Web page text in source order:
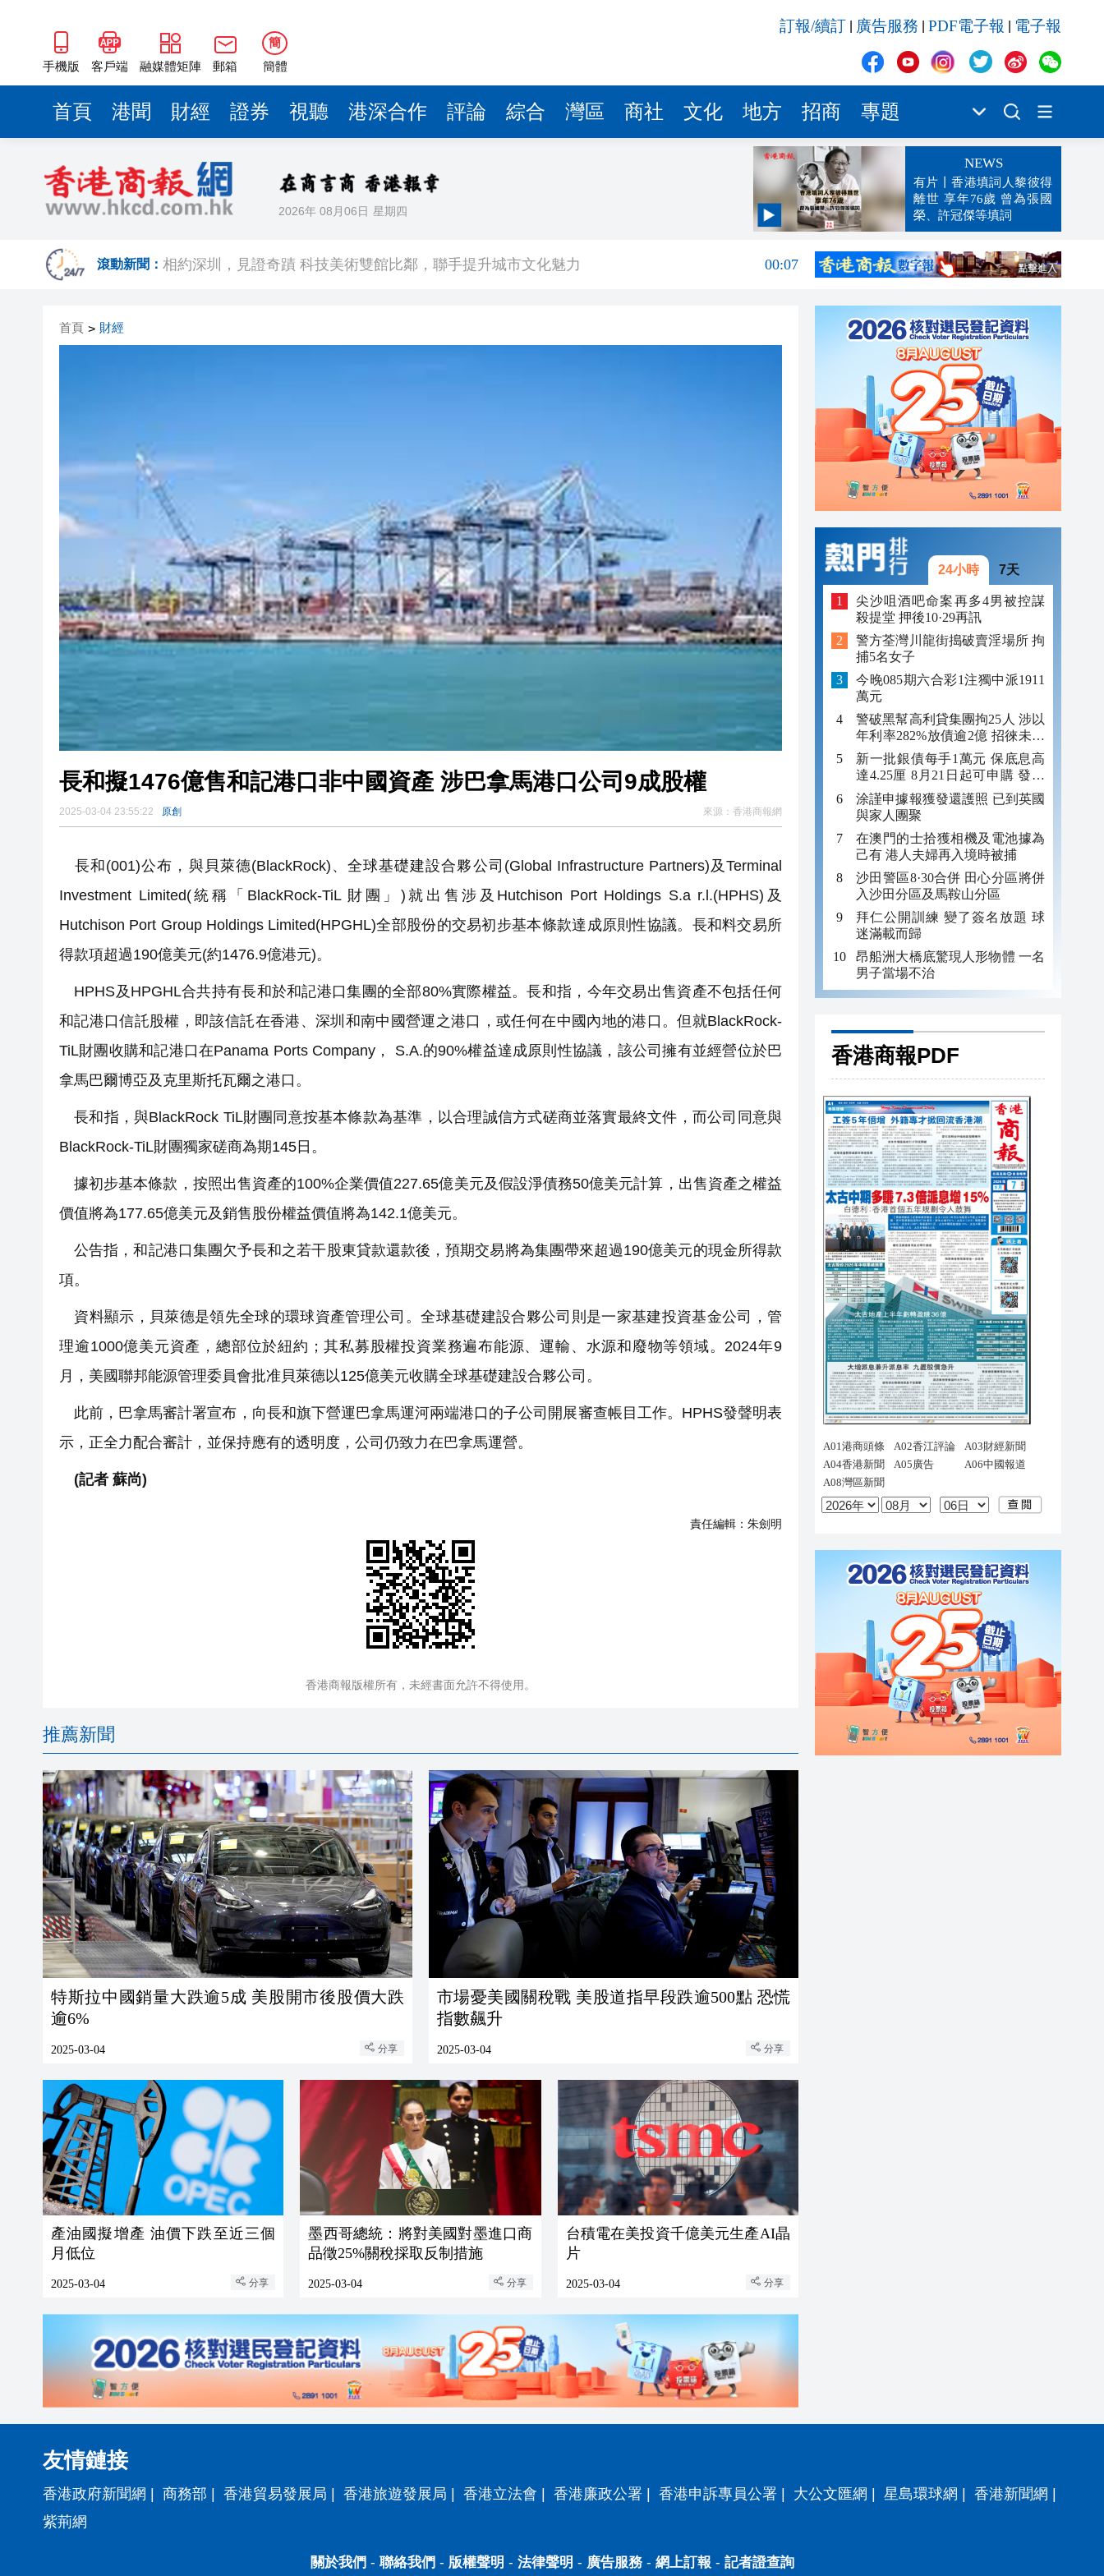
手機版 客戶端 融媒體矩陣 郵箱
簡
簡體
訂報/續訂 廣告服務 PDF電子報 電子報
首頁 港聞 財經 證券 視聽 港深合作 評論 綜合 灣區 商社 文化 地方 招商 專題
2026年 08月06日 星期四
NEWS
有片丨香港填詞人黎彼得
離世 享年76歲 曾為張國
榮、許冠傑等填詞
滾動新聞：
00:19
相約深圳，見證奇蹟 科技美術雙館比鄰，聯手提升城市文化魅力
00:07
有片丨清淡不等於吃素！ 清淡飲食正在毀掉很多老人的晚年健康
首頁 > 財經
長和擬1476億售和記港口非中國資產 涉巴拿馬港口公司9成股權
2025-03-04 23:55:22 原創 來源： 香港商報網
長和(001)公布，與貝萊德(BlackRock)、全球基礎建設合夥公司(Global Infrastructure Partners)及Terminal
Investment Limited(統稱「BlackRock-TiL 財團」)就出售涉及Hutchison Port Holdings S.a r.l.(HPHS)及
Hutchison Port Group Holdings Limited(HPGHL)全部股份的交易初步基本條款達成原則性協議。長和料交易所
得款項超過190億美元(約1476.9億港元)。
HPHS及HPGHL合共持有長和於和記港口集團的全部80%實際權益。長和指，今年交易出售資產不包括任何
和記港口信託股權，即該信託在香港、深圳和南中國營運之港口，或任何在中國內地的港口。但就BlackRock-
TiL財團收購和記港口在Panama Ports Company， S.A.的90%權益達成原則性協議，該公司擁有並經營位於巴
拿馬巴爾博亞及克里斯托瓦爾之港口。
長和指，與BlackRock TiL財團同意按基本條款為基準，以合理誠信方式磋商並落實最終文件，而公司同意與
BlackRock-TiL財團獨家磋商為期145日。
據初步基本條款，按照出售資產的100%企業價值227.65億美元及假設淨債務50億美元計算，出售資產之權益
價值將為177.65億美元及銷售股份權益價值將為142.1億美元。
公告指，和記港口集團欠予長和之若干股東貸款還款後，預期交易將為集團帶來超過190億美元的現金所得款
項。
資料顯示，貝萊德是領先全球的環球資產管理公司。全球基礎建設合夥公司則是一家基建投資基金公司，管
理逾1000億美元資產，總部位於紐約；其私募股權投資業務遍布能源、運輸、水源和廢物等領域。2024年9
月，美國聯邦能源管理委員會批准貝萊德以125億美元收購全球基礎建設合夥公司。
此前，巴拿馬審計署宣布，向長和旗下營運巴拿馬運河兩端港口的子公司開展審查帳目工作。HPHS發聲明表
示，正全力配合審計，並保持應有的透明度，公司仍致力在巴拿馬運營。
(記者 蘇尚)
責任編輯： 朱劍明
香港商報版權所有，未經書面允許不得使用。
推薦新聞
特斯拉中國銷量大跌逾5成 美股開市後股價大跌
逾6%
2025-03-04 分享
市場憂美國關稅戰 美股道指早段跌逾500點 恐慌
指數飆升
2025-03-04 分享
產油國擬增產 油價下跌至近三個
月低位
2025-03-04 分享
墨西哥總統：將對美國對墨進口商
品徵25%關稅採取反制措施
2025-03-04 分享
台積電在美投資千億美元生產AI晶
片
2025-03-04 分享
24小時 7天
尖沙咀酒吧命案再多4男被控謀
殺提堂 押後10·29再訊
警方荃灣川龍街搗破賣淫場所 拘
捕5名女子
今晚085期六合彩1注獨中派1911
萬元
警破黑幫高利貸集團拘25人 涉以
年利率282%放債逾2億 招徠未成
年追數
新一批銀債每手1萬元 保底息高
達4.25厘 8月21日起可申購 發行
金額最多550億
涂謹申據報獲發還護照 已到英國
與家人團聚
在澳門的士拾獲相機及電池據為
己有 港人夫婦再入境時被捕
沙田警區8·30合併 田心分區將併
入沙田分區及馬鞍山分區
拜仁公開訓練 變了簽名放題 球
迷滿載而歸
昂船洲大橋底驚現人形物體 一名
男子當場不治
香港商報PDF
友情鏈接
香港政府新聞網 商務部 香港貿易發展局 香港旅遊發展局 香港立法會 香港廉政公署 香港申訴專員公署 大公文匯網 星島環球網 香港新聞網
紫荊網
關於我們 - 聯絡我們 - 版權聲明 - 法律聲明 - 廣告服務- 網上訂報 - 記者證查詢